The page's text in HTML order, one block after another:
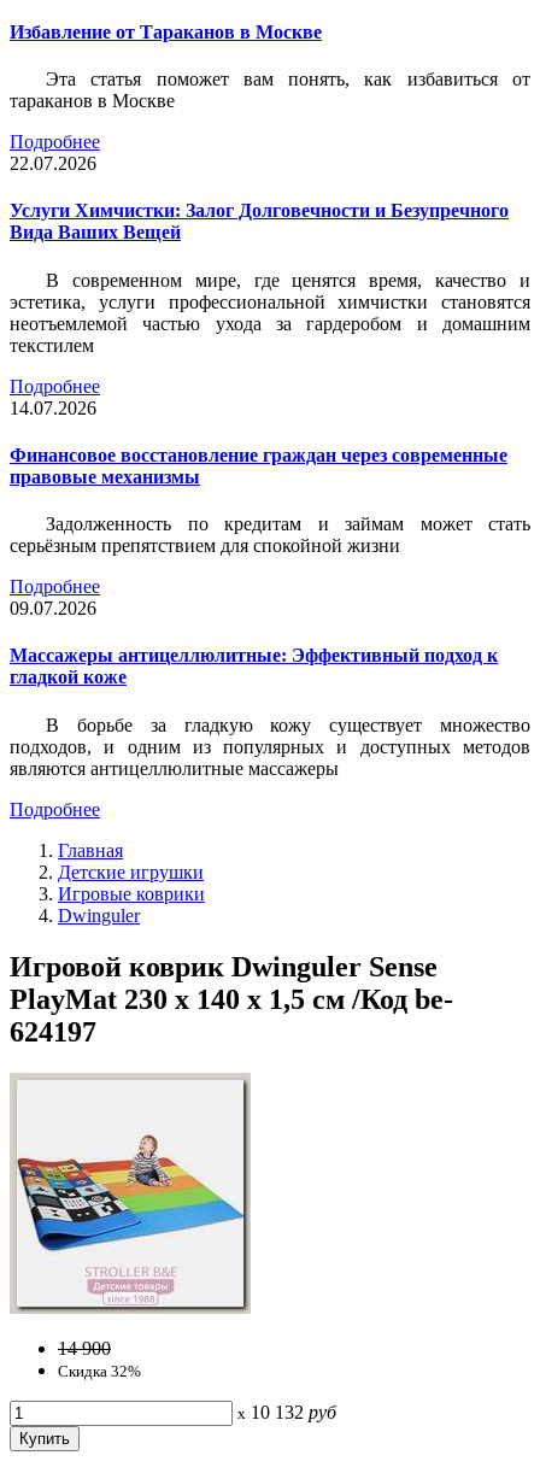
Избавление от Тараканов в Москве
Эта статья поможет вам понять, как избавиться от
тараканов в Москве
Подробнее
22.07.2026
Услуги Химчистки: Залог Долговечности и Безупречного
Вида Ваших Вещей
В современном мире, где ценятся время, качество и
эстетика, услуги профессиональной химчистки становятся
неотъемлемой частью ухода за гардеробом и домашним
текстилем
Подробнее
14.07.2026
Финансовое восстановление граждан через современные
правовые механизмы
Задолженность по кредитам и займам может стать
серьёзным препятствием для спокойной жизни
Подробнее
09.07.2026
Массажеры антицеллюлитные: Эффективный подход к
гладкой коже
В борьбе за гладкую кожу существует множество
подходов, и одним из популярных и доступных методов
являются антицеллюлитные массажеры
Подробнее
Главная
Детские игрушки
Игровые коврики
Dwinguler
Игровой коврик Dwinguler Sense
PlayMat 230 x 140 x 1,5 см /Код be-
624197
14 900
Скидка 32%
x 10 132 руб